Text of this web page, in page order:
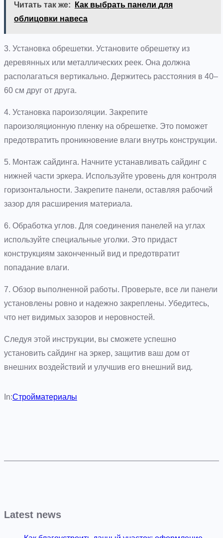
Читать так же:
Как выбрать панели для
облицовки навеса
3. Установка обрешетки. Установите обрешетку из
деревянных или металлических реек. Она должна
располагаться вертикально. Держитесь расстояния в 40–
60 см друг от друга.
4. Установка пароизоляции. Закрепите
пароизоляционную пленку на обрешетке. Это поможет
предотвратить проникновение влаги внутрь конструкции.
5. Монтаж сайдинга. Начните устанавливать сайдинг с
нижней части эркера. Используйте уровень для контроля
горизонтальности. Закрепите панели, оставляя рабочий
зазор для расширения материала.
6. Обработка углов. Для соединения панелей на углах
используйте специальные уголки. Это придаст
конструкциям законченный вид и предотвратит
попадание влаги.
7. Обзор выполненной работы. Проверьте, все ли панели
установлены ровно и надежно закреплены. Убедитесь,
что нет видимых зазоров и неровностей.
Следуя этой инструкции, вы сможете успешно
установить сайдинг на эркер, защитив ваш дом от
внешних воздействий и улучшив его внешний вид.
In:Стройматериалы
Latest news